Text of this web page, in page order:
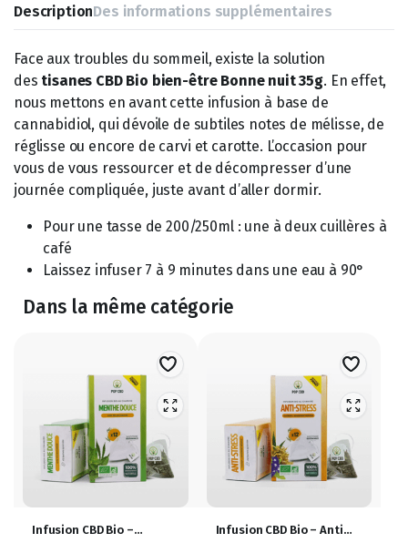
DescriptionDes informations supplémentaires
Face aux troubles du sommeil, existe la solution
des tisanes CBD Bio bien-être Bonne nuit 35g. En effet,
nous mettons en avant cette infusion à base de
cannabidiol, qui dévoile de subtiles notes de mélisse, de
réglisse ou encore de carvi et carotte. L’occasion pour
vous de vous ressourcer et de décompresser d’une
journée compliquée, juste avant d’aller dormir.
Pour une tasse de 200/250ml : une à deux cuillères à
café
Laissez infuser 7 à 9 minutes dans une eau à 90°
Dans la même catégorie
Infusion CBD Bio –
Infusion CBD Bio – Anti